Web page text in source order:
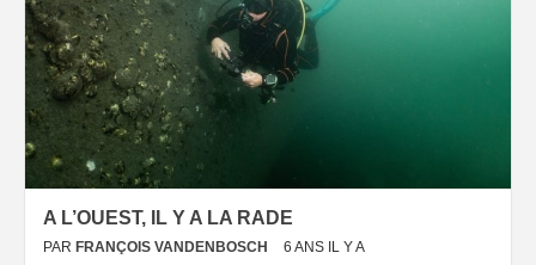
A L’OUEST, IL Y A LA RADE
PAR FRANÇOIS VANDENBOSCH 6 ANS IL Y A